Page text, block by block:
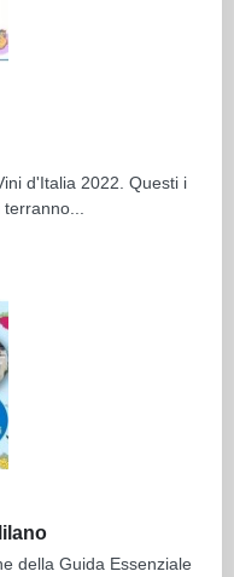
d'Italia 2022. Questi i
della Guida Essenziale